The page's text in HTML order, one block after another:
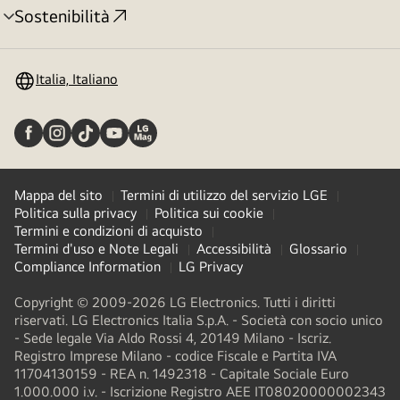
Sostenibilità
Attivazione
Italia, Italiano
Mappa del sito
Termini di utilizzo del servizio LGE
Politica sulla privacy
Politica sui cookie
Termini e condizioni di acquisto
Termini d'uso e Note Legali
Accessibilità
Glossario
Compliance Information
LG Privacy
Copyright © 2009-2026 LG Electronics. Tutti i diritti
riservati. LG Electronics Italia S.p.A. - Società con socio unico
- Sede legale Via Aldo Rossi 4, 20149 Milano - Iscriz.
Registro Imprese Milano - codice Fiscale e Partita IVA
11704130159 - REA n. 1492318 - Capitale Sociale Euro
1.000.000 i.v. - Iscrizione Registro AEE IT08020000002343​